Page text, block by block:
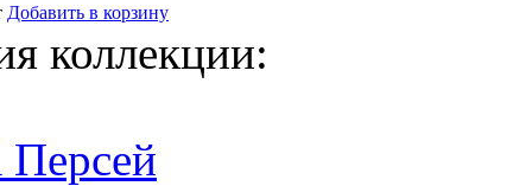
Добавить в корзину
коллекции:
Персей